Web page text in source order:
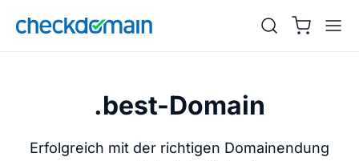
.best-Domain
Erfolgreich mit der richtigen Domainendung